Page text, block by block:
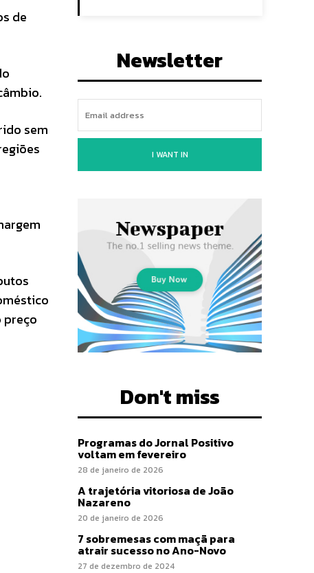
de
sem
preço
Newsletter
I WANT IN
Don't miss
Programas do Jornal Positivo
voltam em fevereiro
28 de janeiro de 2026
A trajetória vitoriosa de João
Nazareno
20 de janeiro de 2026
7 sobremesas com maçã para
atrair sucesso no Ano-Novo
27 de dezembro de 2024